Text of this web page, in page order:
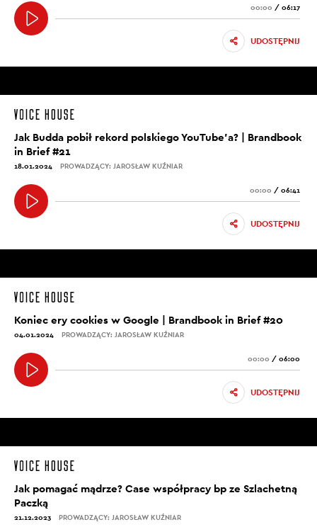
00:00 / 06:17
UDOSTĘPNIJ
Jak Budda pobił rekord polskiego YouTube’a? | Brandbook
in Brief #21
18.01.2024 PROWADZĄCY: JAROSŁAW KUŹNIAR
00:00 / 06:41
UDOSTĘPNIJ
Koniec ery cookies w Google | Brandbook in Brief #20
04.01.2024 PROWADZĄCY: JAROSŁAW KUŹNIAR
00:00 / 06:00
UDOSTĘPNIJ
Jak pomagać mądrze? Case współpracy bp ze Szlachetną
Paczką
21.12.2023 PROWADZĄCY: JAROSŁAW KUŹNIAR